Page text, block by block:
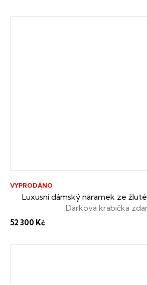
Luxusní dámský náramek ze
Dárková krabička
VYPRODÁNO
52 300 Kč